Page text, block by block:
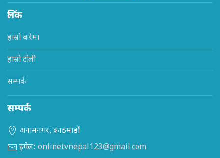
लिंक
हाम्रो बारेमा
हाम्रो टोली
सम्पर्क
सम्पर्क
अनामनगर, काठमाडौं
इमेल: onlinetvnepal123@gmail.com